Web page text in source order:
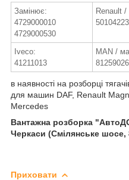
Замінює:
4729000010
4729000530
Renault
Iveco:
41211013
MAN /
в наявності на розборці
для машин DAF, Renault
Mercedes
Вантажна розборка
Черкаси (Смілянське шосе,
Приховати